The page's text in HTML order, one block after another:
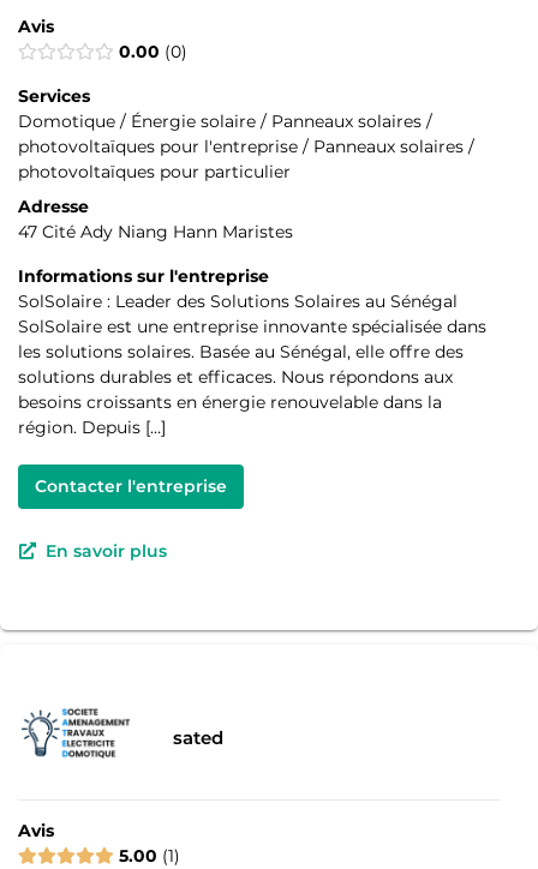
Avis
0.00 0
Services
Domotique / Énergie solaire / Panneaux solaires /
photovoltaïques pour l'entreprise / Panneaux solaires /
photovoltaïques pour particulier
Adresse
47 Cité Ady Niang Hann Maristes
Informations sur l'entreprise
SolSolaire : Leader des Solutions Solaires au Sénégal
SolSolaire est une entreprise innovante spécialisée dans
les solutions solaires. Basée au Sénégal, elle offre des
solutions durables et efficaces. Nous répondons aux
besoins croissants en énergie renouvelable dans la
région. Depuis […]
Contacter l'entreprise
En savoir plus
sated
Avis
5.00 1